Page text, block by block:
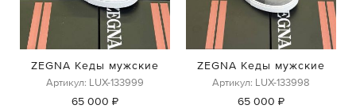
ZEGNA Кеды мужские
Артикул: LUX-133999
65 000 ₽
ZEGNA Кеды мужские
Артикул: LUX-133998
65 000 ₽